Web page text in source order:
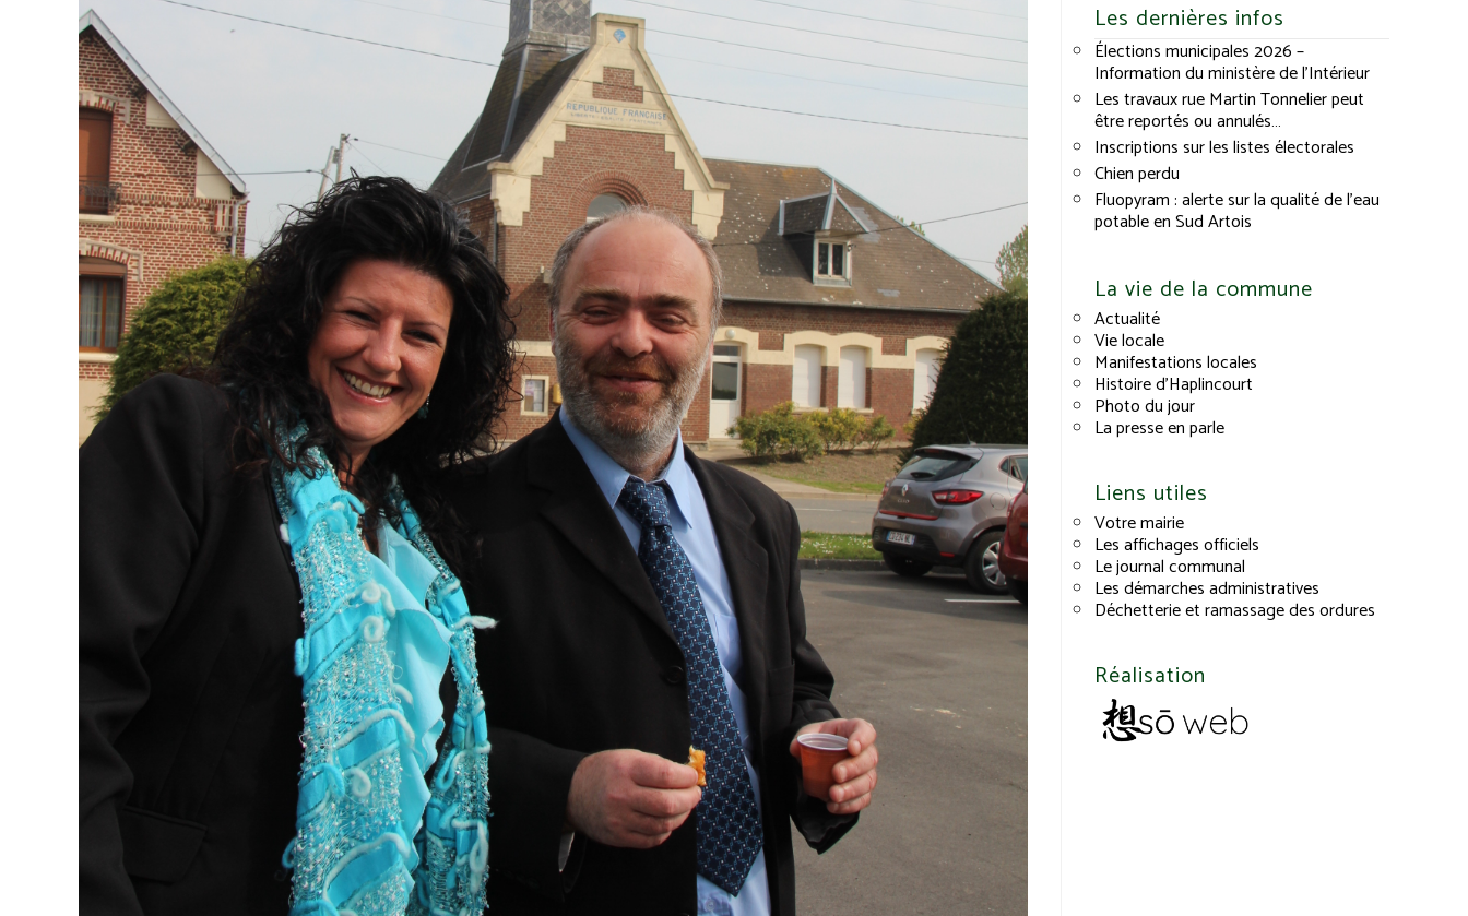
Les dernières infos
Élections municipales 2026 –
Information du ministère de l’Intérieur
Les travaux rue Martin Tonnelier peut
être reportés ou annulés…
Inscriptions sur les listes électorales
Chien perdu
Fluopyram : alerte sur la qualité de l’eau
potable en Sud Artois
La vie de la commune
Actualité
Vie locale
Manifestations locales
Histoire d’Haplincourt
Photo du jour
La presse en parle
Liens utiles
Votre mairie
Les affichages officiels
Le journal communal
Les démarches administratives
Déchetterie et ramassage des ordures
Réalisation